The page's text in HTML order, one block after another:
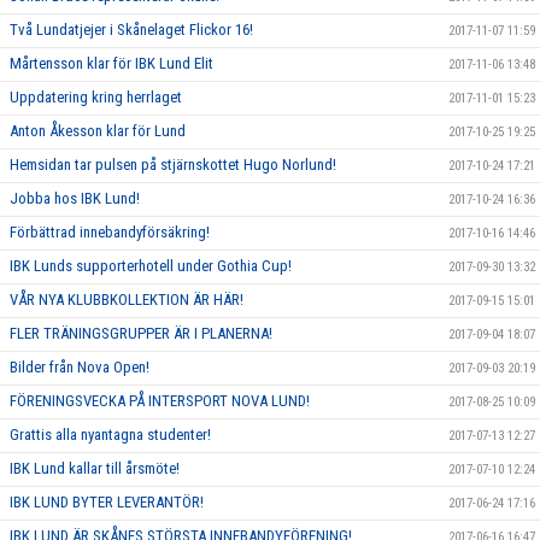
Två Lundatjejer i Skånelaget Flickor 16! 2017-11-07 11:59
Mårtensson klar för IBK Lund Elit 2017-11-06 13:48
Uppdatering kring herrlaget 2017-11-01 15:23
Anton Åkesson klar för Lund 2017-10-25 19:25
Hemsidan tar pulsen på stjärnskottet Hugo Norlund! 2017-10-24 17:21
Jobba hos IBK Lund! 2017-10-24 16:36
Förbättrad innebandyförsäkring! 2017-10-16 14:46
IBK Lunds supporterhotell under Gothia Cup! 2017-09-30 13:32
VÅR NYA KLUBBKOLLEKTION ÄR HÄR! 2017-09-15 15:01
FLER TRÄNINGSGRUPPER ÄR I PLANERNA! 2017-09-04 18:07
Bilder från Nova Open! 2017-09-03 20:19
FÖRENINGSVECKA PÅ INTERSPORT NOVA LUND! 2017-08-25 10:09
Grattis alla nyantagna studenter! 2017-07-13 12:27
IBK Lund kallar till årsmöte! 2017-07-10 12:24
IBK LUND BYTER LEVERANTÖR! 2017-06-24 17:16
IBK LUND ÄR SKÅNES STÖRSTA INNEBANDYFÖRENING!